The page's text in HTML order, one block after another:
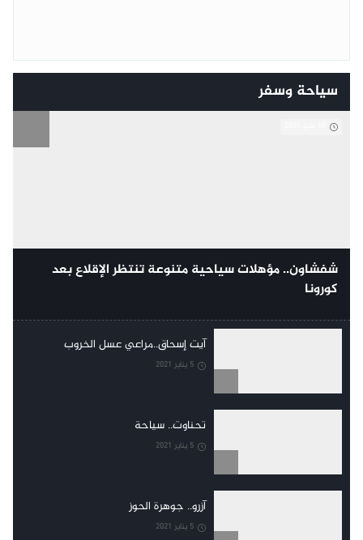
سياحة وسفر
شفشاون.. مؤهلات سياحية متنوعة تنتظر الإقلاع بعد
كورونا
آيت إسحاق..مراعي عسل الخروب
5 يناير 2021
تحناوت.. سياحة
5 يناير 2021
آزرو.. جوهرة الحوز
5 يناير 2021